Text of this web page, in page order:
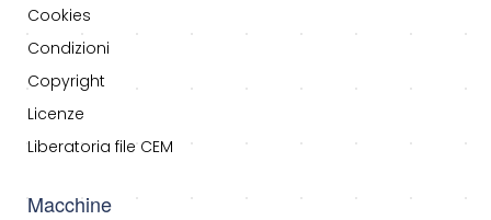
Cookies
Condizioni
Copyright
Licenze
Liberatoria file CEM
Macchine